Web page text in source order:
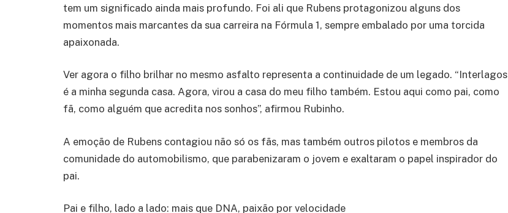
tem um significado ainda mais profundo. Foi ali que Rubens protagonizou alguns dos
momentos mais marcantes da sua carreira na Fórmula 1, sempre embalado por uma torcida
apaixonada.
Ver agora o filho brilhar no mesmo asfalto representa a continuidade de um legado. “Interlagos
é a minha segunda casa. Agora, virou a casa do meu filho também. Estou aqui como pai, como
fã, como alguém que acredita nos sonhos”, afirmou Rubinho.
A emoção de Rubens contagiou não só os fãs, mas também outros pilotos e membros da
comunidade do automobilismo, que parabenizaram o jovem e exaltaram o papel inspirador do
pai.
Pai e filho, lado a lado: mais que DNA, paixão por velocidade